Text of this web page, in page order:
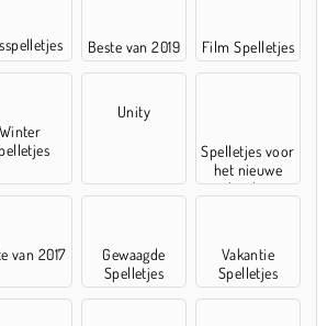
Beste van 2019 Film Spelletjes
Winter
Unity
Spelletjes voor
het nieuwe
schooljaar
van 2017
Gewaagde
Spelletjes
Vakantie
Spelletjes